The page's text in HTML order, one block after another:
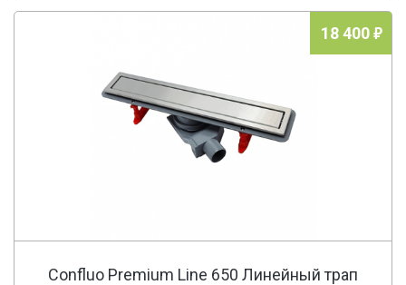
18 400
Confluo Premium Line 650 Линейный трап